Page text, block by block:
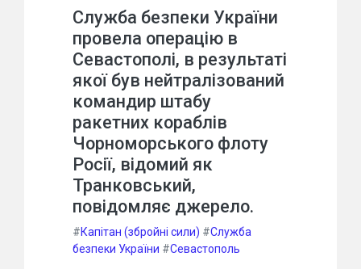
Служба безпеки України
провела операцію в
Севастополі, в результаті
якої був нейтралізований
командир штабу
ракетних кораблів
Чорноморського флоту
Росії, відомий як
Транковський,
повідомляє джерело.
#Капітан (збройні сили) #Служба
безпеки України #Севастополь